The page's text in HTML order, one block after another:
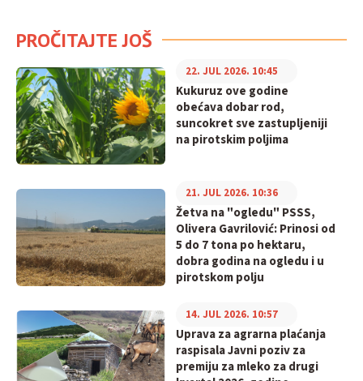
PROČITAJTE JOŠ
Kukuruz ove godine
obećava dobar rod,
suncokret sve zastupljeniji
na pirotskim poljima
22. JUL 2026. 10:45
Žetva na "ogledu" PSSS,
Olivera Gavrilović: Prinosi od
5 do 7 tona po hektaru,
dobra godina na ogledu i u
pirotskom polju
21. JUL 2026. 10:36
Uprava za agrarna plaćanja
raspisala Javni poziv za
premiju za mleko za drugi
14. JUL 2026. 10:57